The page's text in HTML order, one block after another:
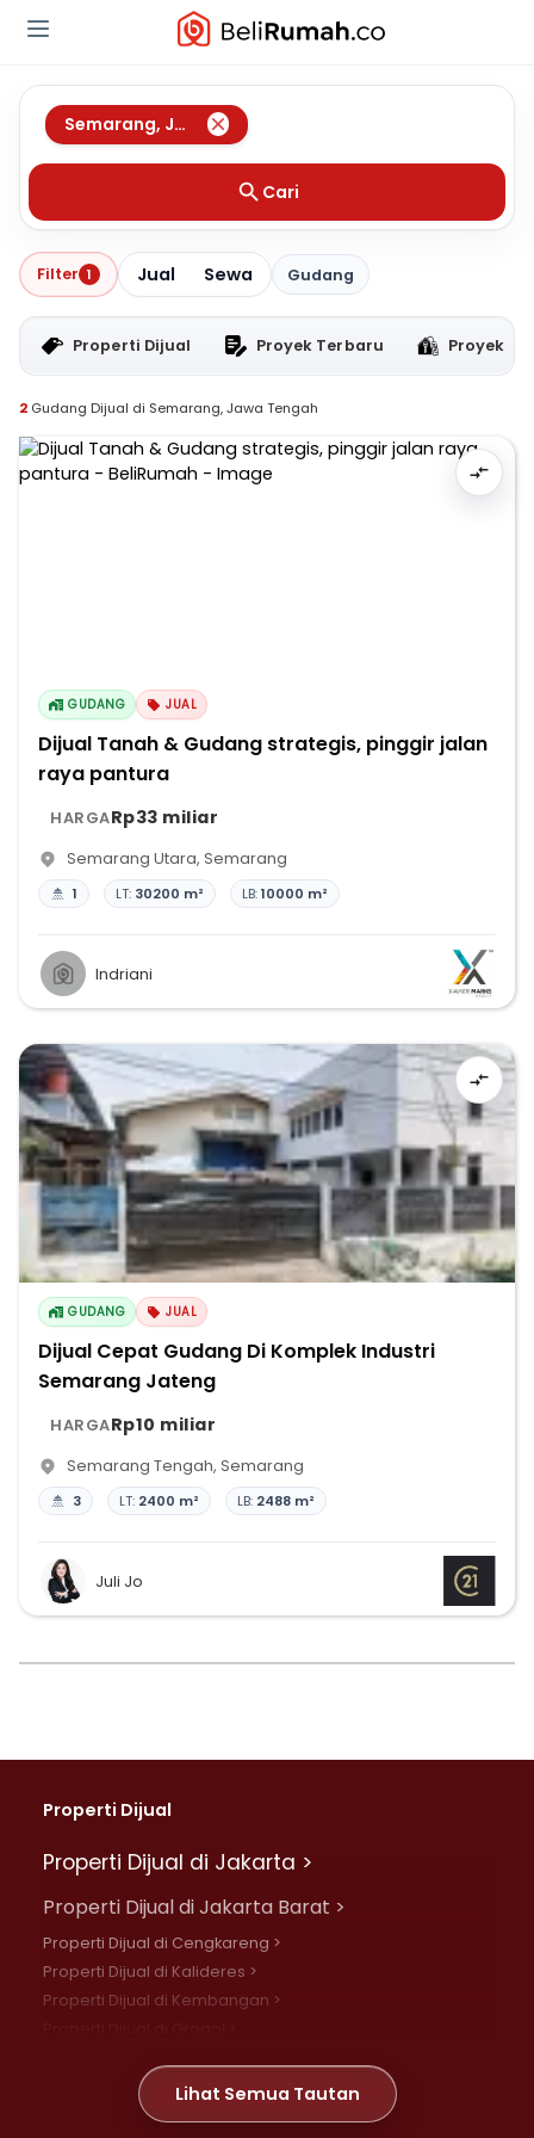
Semarang, Jawa Tengah
Cari
Filter 1 Jual Sewa Gudang
Properti Dijual Proyek Terbaru Proyek
2 Gudang Dijual di Semarang, Jawa Tengah
GUDANG JUAL
Dijual Tanah & Gudang strategis, pinggir jalan
raya pantura
HARGARp33 miliar
Semarang Utara, Semarang
1 LT: 30200 m² LB:10000 m²
Indriani
GUDANG JUAL
Dijual Cepat Gudang Di Komplek Industri
Semarang Jateng
HARGARp10 miliar
Semarang Tengah, Semarang
3 LT: 2400 m² LB: 2488 m²
Juli Jo
Properti Dijual
Properti Dijual di Jakarta >
Properti Dijual di Jakarta Barat >
Properti Dijual di Cengkareng >
Properti Dijual di Kalideres >
Properti Dijual di Kembangan >
Properti Dijual di Meruya >
Properti Dijual di Jelambar >
Lihat Semua Tautan